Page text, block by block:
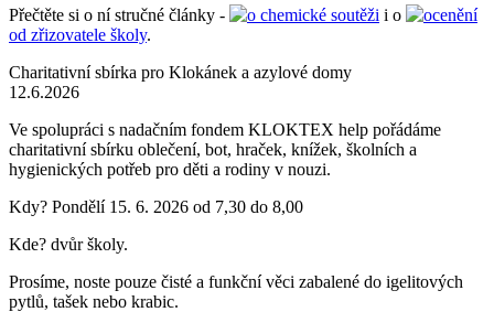
Přečtěte si o ní stručné články - o chemické soutěži i o
ocenění
od zřizovatele školy.
Charitativní sbírka pro Klokánek a azylové domy
12.6.2026
Ve spolupráci s nadačním fondem KLOKTEX help pořádáme
charitativní sbírku oblečení, bot, hraček, knížek, školních a
hygienických potřeb pro děti a rodiny v nouzi.
Kdy? Pondělí 15. 6. 2026 od 7,30 do 8,00
Kde? dvůr školy.
Prosíme, noste pouze čisté a funkční věci zabalené do igelitových
pytlů, tašek nebo krabic.